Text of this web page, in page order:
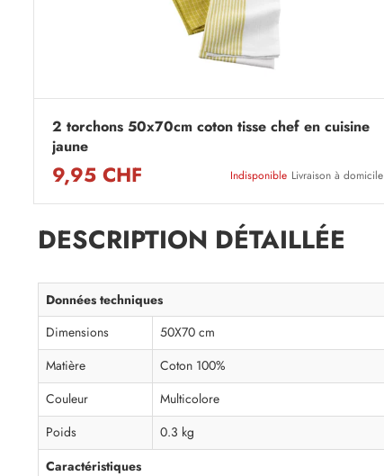
2 torchons 50x70cm coton tisse chef en cuisine
jaune
9,95 CHF Indisponible Livraison à domicile
DESCRIPTION DÉTAILLÉE
Données techniques
Dimensions
50X70 cm
Matière
Coton 100%
Couleur
Multicolore
Poids
0.3 kg
Caractéristiques